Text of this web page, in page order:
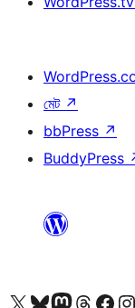
মেট ↗
bbPress ↗
BuddyPress
আমাৰ X (আগৰ Twitter) একাউণ্টলৈ যাওকআমাৰ Bluesky একাউণ্টলৈ যাওকআমাৰ Mastodon একাউণ্টলৈ যাওকআমাৰ Threads একাউণ্টলৈ যাওকআমাৰ Facebook পৃষ্ঠালৈ যাওক
আমাৰ